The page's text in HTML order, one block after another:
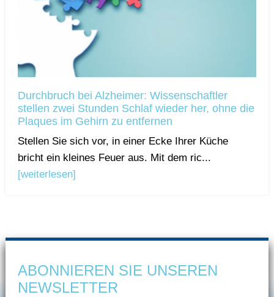
Durchbruch bei Alzheimer: Wissenschaftler
stellen zwei Stunden Schlaf wieder her, ohne die
Plaques im Gehirn zu entfernen
Stellen Sie sich vor, in einer Ecke Ihrer Küche
bricht ein kleines Feuer aus. Mit dem ric...
[weiterlesen]
ABONNIEREN SIE UNSEREN
NEWSLETTER